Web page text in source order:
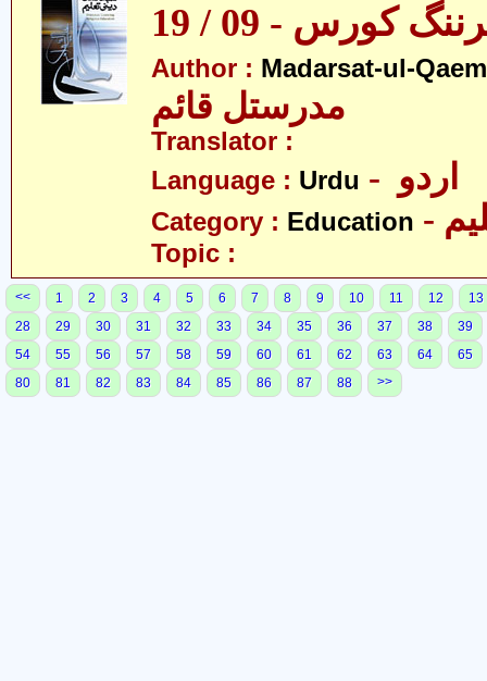
کورس - 09 / 19
Author : Madarsat-ul-
مدرستل قائم
Translator :
Language : Urdu
Category : Education
Topic :
<< 1 2 3 4 5 6 7 8 9 10 11 12
13
28
29 30 31 32 33 34 35 36 37 38
39
54
55 56 57 58 59 60 61 62 63 64
65
80
81 82 83 84 85 86 87 88 >>